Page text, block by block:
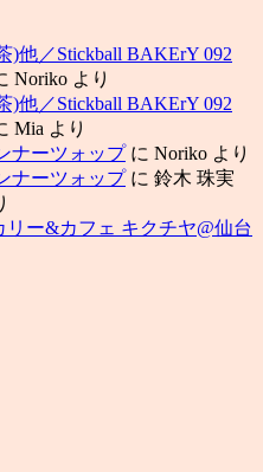
)他／Stickball BAKErY 092
Noriko より
)他／Stickball BAKErY 092
Mia より
ナーツォップに Noriko より
ナーツォップに 鈴木 珠実
リー&カフェ キクチヤ@仙台